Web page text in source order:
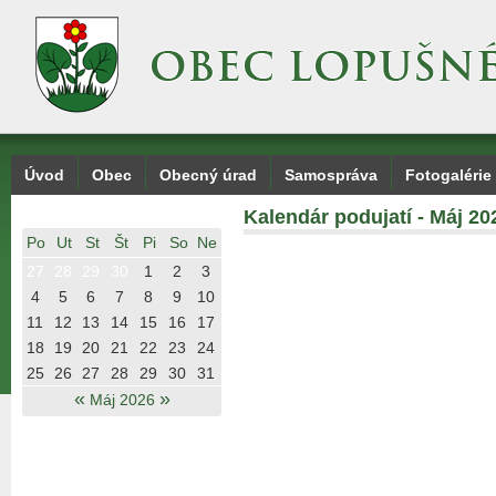
Úvod Obec Obecný úrad Samospráva Fotogalérie
Po Ut St Št Pi So Ne
« Máj 2026 »
1 2
3
4
5 6 7 8 9
10
11
12 13 14 15 16
17
18
19 20 21 22 23
24
25
26 27 28 29 30 31
Kalendár podujatí - Máj